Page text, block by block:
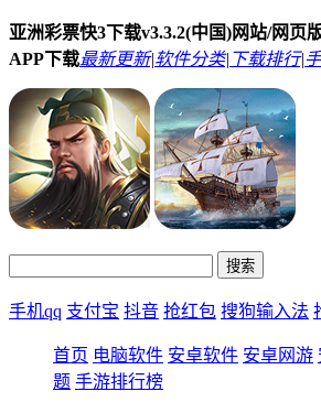
亚洲彩票快3下载v3.3.2(中国)网站/网页
APP下载最新更新|软件分类| 下载排行|
手机qq 支付宝 抖音 抢红包 搜狗输入法
首页 电脑软件 安卓软件 安卓网游
题 手游排行榜